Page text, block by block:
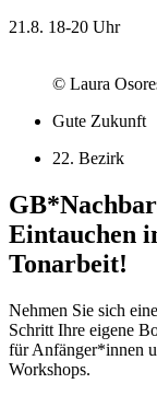
21.8. 18-20 Uhr
© Laura
Gute Zukunft
22. Bezirk
Eintauchen
Tonarbeit!
Nehmen Sie sich
Schritt Ihre eigene
für Anfänger*innen
Workshops.